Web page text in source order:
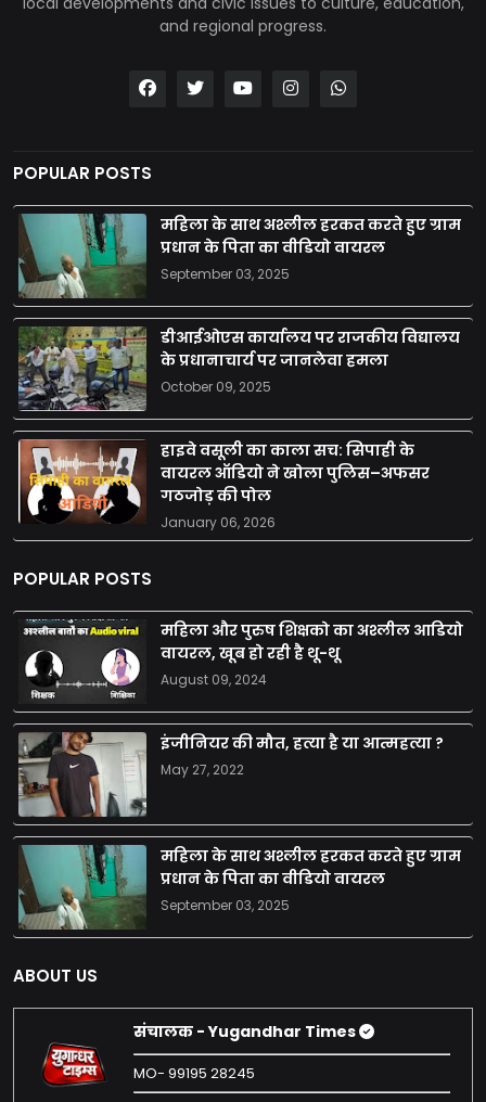
and regional progress.
POPULAR POSTS
महिला के साथ अश्लील हरकत करते हुए ग्राम
प्रधान के पिता का वीडियो वायरल
September 03, 2025
डीआईओएस कार्यालय पर राजकीय विद्यालय
के प्रधानाचार्य पर जानलेवा हमला
October 09, 2025
हाइवे वसूली का काला सच: सिपाही के
वायरल ऑडियो ने खोला पुलिस–अफसर
गठजोड़ की पोल
January 06, 2026
POPULAR POSTS
महिला और पुरुष शिक्षको का अश्लील आडियो
वायरल, खूब हो रही है थू-थू
August 09, 2024
इंजीनियर की मौत, हत्या है या आत्महत्या ?
May 27, 2022
महिला के साथ अश्लील हरकत करते हुए ग्राम
प्रधान के पिता का वीडियो वायरल
September 03, 2025
ABOUT US
संचालक - Yugandhar Times
MO- 99195 28245